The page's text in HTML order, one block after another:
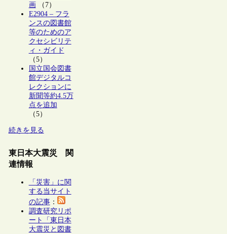
画（7）
E2904 – フラ
ンスの図書館
等のためのア
クセシビリテ
ィ・ガイド
（5）
国立国会図書
館デジタルコ
レクションに
新聞等約4.5万
点を追加
（5）
続きを見る
東日本大震災 関
連情報
「災害」に関
する当サイト
の記事：
調査研究リポ
ート「東日本
大震災と図書